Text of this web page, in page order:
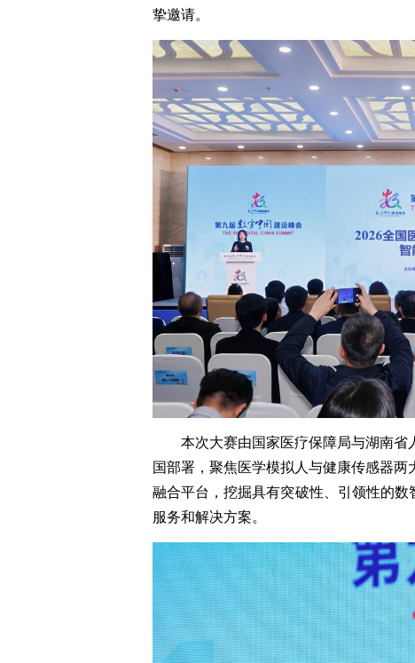
挚邀请。
本次大赛由国家医疗保障局与湖南省
国部署，聚焦医学模拟人与健康传感器
融合平台，挖掘具有突破性、引领性的
服务和解决方案。